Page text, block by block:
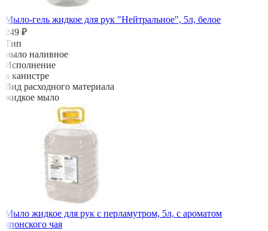
Мыло-гель жидкое для рук "Нейтральное", 5л, белое
249 ₽
Тип
мыло наливное
Исполнение
в канистре
Вид расходного материала
жидкое мыло
Мыло жидкое для рук с перламутром, 5л, с ароматом
японского чая